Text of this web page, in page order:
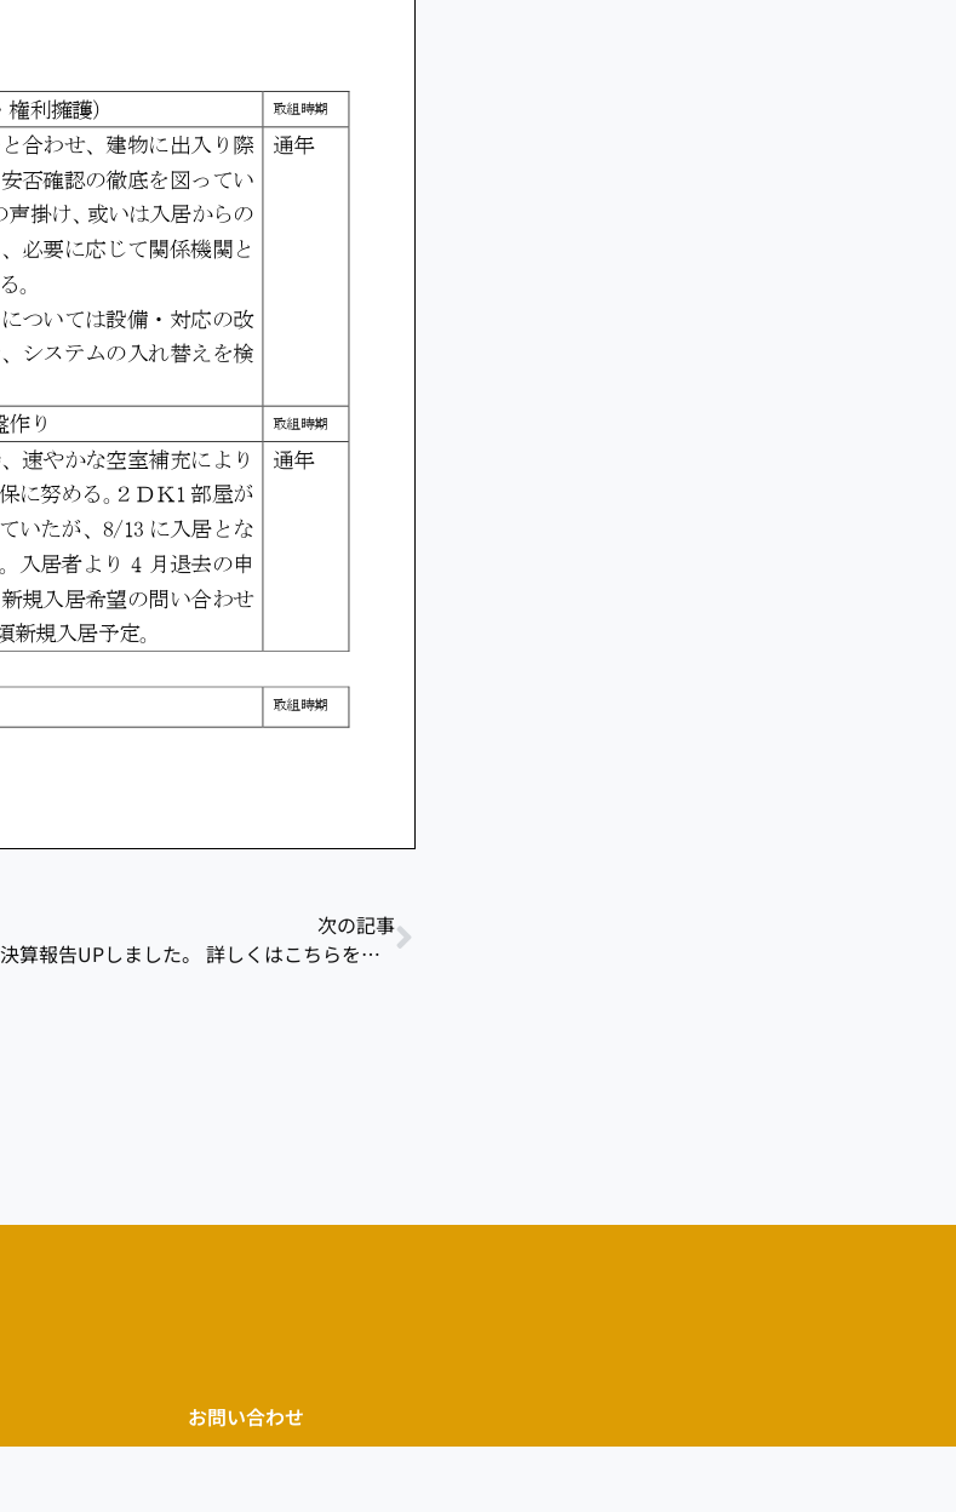
次の記事
令和２年度 決算報告UPしました。 詳しくはこちらをクリックしてください。
お問い合わせ